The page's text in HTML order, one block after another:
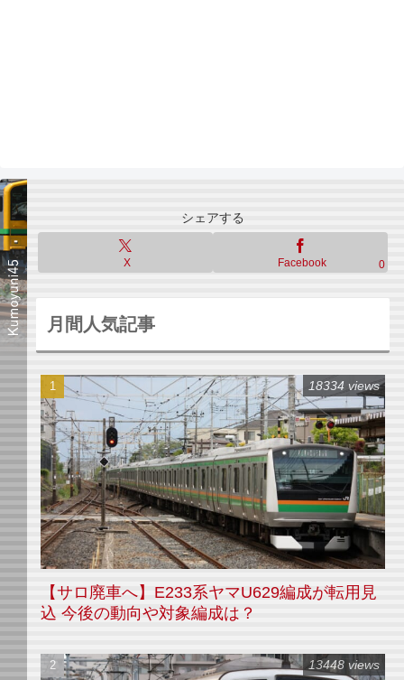
シェアする
X Facebook 0
月間人気記事
【サロ廃車へ】E233系ヤマU629編成が転用見
込 今後の動向や対象編成は？
18334 views
13448 views